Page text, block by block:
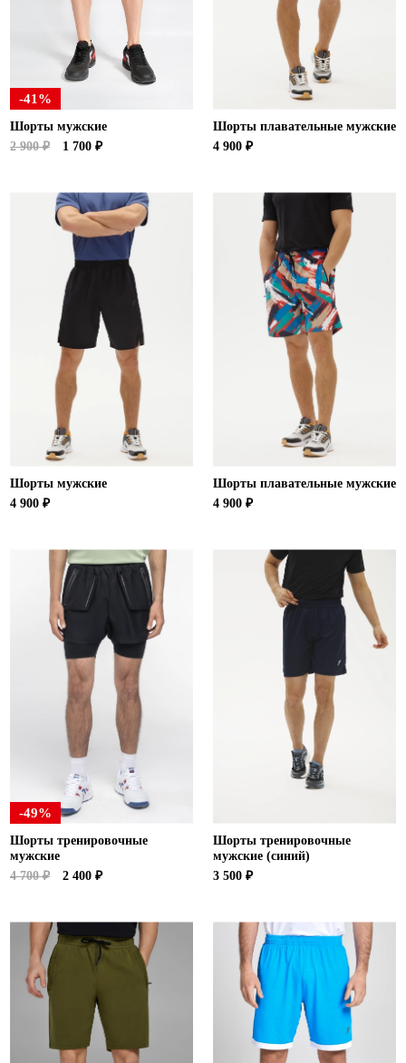
-41%
Шорты мужские
2 900 ₽
1 700 ₽
Шорты плавательные мужские
4 900 ₽
Шорты мужские
4 900 ₽
Шорты плавательные мужские
4 900 ₽
-49%
Шорты тренировочные
мужские
4 700 ₽
2 400 ₽
Шорты тренировочные
мужские (синий)
3 500 ₽